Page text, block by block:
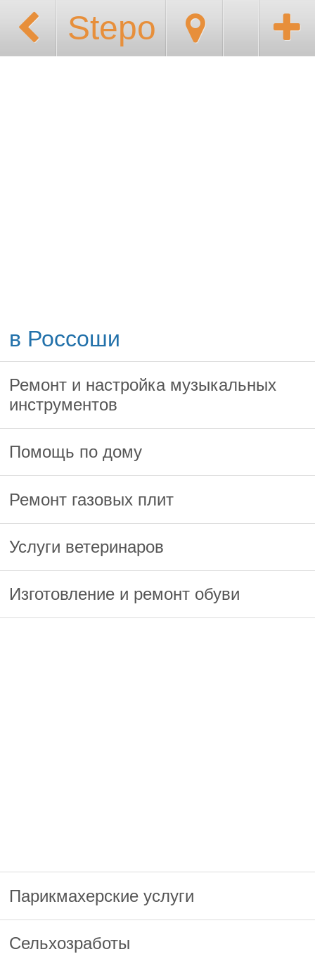
Stepo
в Россоши
Ремонт и настройка музыкальных
инструментов
Помощь по дому
Ремонт газовых плит
Услуги ветеринаров
Изготовление и ремонт обуви
Парикмахерские услуги
Сельхозработы